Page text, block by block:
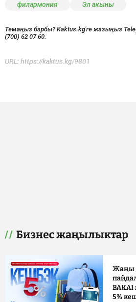
филармония
Эл акыны
Темаңыз барбы? Kaktus.kg'ге жазыңыз
(700) 62 07 60.
URL: https://kaktus.kg/9801
Бизнес жаңылыктар
Жаңы
5%